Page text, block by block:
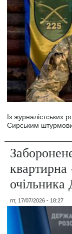
Із журналістських
Сирським
квартирна
пт, 17/07/2026 - 18:27